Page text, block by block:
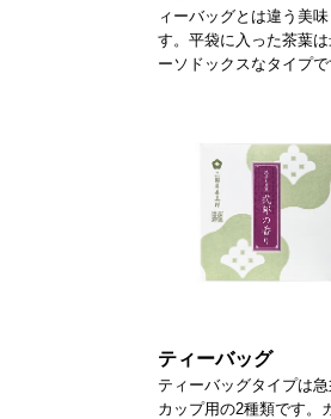
ィーバッグとは違う美
す。平袋に入った茶葉
ーソドックスなタイプで
ティーバッグ
ティーバッグタイプは急
カップ用の2種類です。